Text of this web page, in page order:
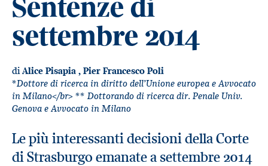
settembre 2014
di Alice Pisapia , Pier Francesco Poli
*Dottore di ricerca in diritto dell’Unione europea e Avvocato
in Milano</br> ** Dottorando di ricerca dir. Penale Univ.
Genova e Avvocato in Milano
Le più interessanti decisioni della Corte
di Strasburgo emanate a settembre 2014